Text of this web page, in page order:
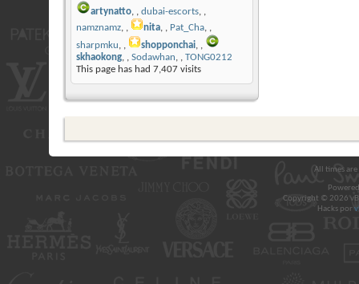
artynatto, dubai-escorts,
namznamz, nita, Pat_Cha,
sharpmku, shopponchai,
skhaokong, Sodawhan,
TONG0212
This page has had 7,407visits
All times
Copyright © 2026
Hacks por